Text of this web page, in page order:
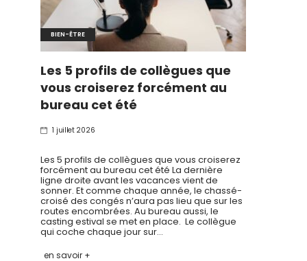
BIEN-ÊTRE
Les 5 profils de collègues que
vous croiserez forcément au
bureau cet été
1 juillet 2026
Les 5 profils de collègues que vous croiserez
forcément au bureau cet été La dernière
ligne droite avant les vacances vient de
sonner. Et comme chaque année, le chassé-
croisé des congés n’aura pas lieu que sur les
routes encombrées. Au bureau aussi, le
casting estival se met en place. Le collègue
qui coche chaque jour sur…
en savoir +